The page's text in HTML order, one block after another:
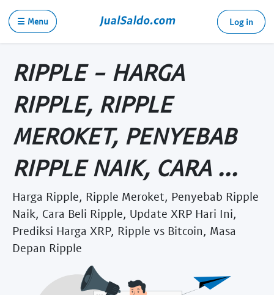
☰ Menu Log in
RIPPLE - HARGA
RIPPLE, RIPPLE
MEROKET, PENYEBAB
RIPPLE NAIK, CARA ...
Harga Ripple, Ripple Meroket, Penyebab Ripple
Naik, Cara Beli Ripple, Update XRP Hari Ini,
Prediksi Harga XRP, Ripple vs Bitcoin, Masa
Depan Ripple